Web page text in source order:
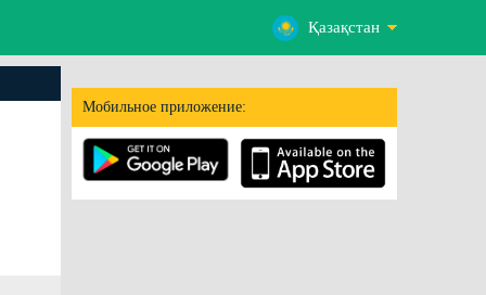
Қазақстан
Мобильное приложение: